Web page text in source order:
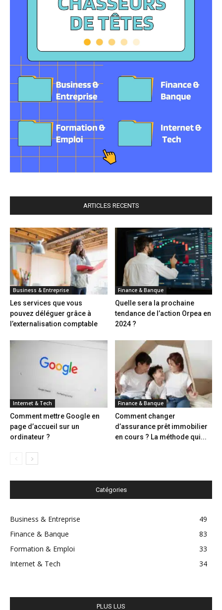
ARTICLES RECENTS
Business & Entreprise
Les services que vous
pouvez déléguer grâce à
l’externalisation comptable
Finance & Banque
Quelle sera la prochaine
tendance de l’action Orpea en
2024 ?
Internet & Tech
Comment mettre Google en
page d’accueil sur un
ordinateur ?
Finance & Banque
Comment changer
d’assurance prêt immobilier
en cours ? La méthode qui...
Catégories
Business & Entreprise
49
Finance & Banque
83
Formation & Emploi
33
Internet & Tech
34
PLUS LUS